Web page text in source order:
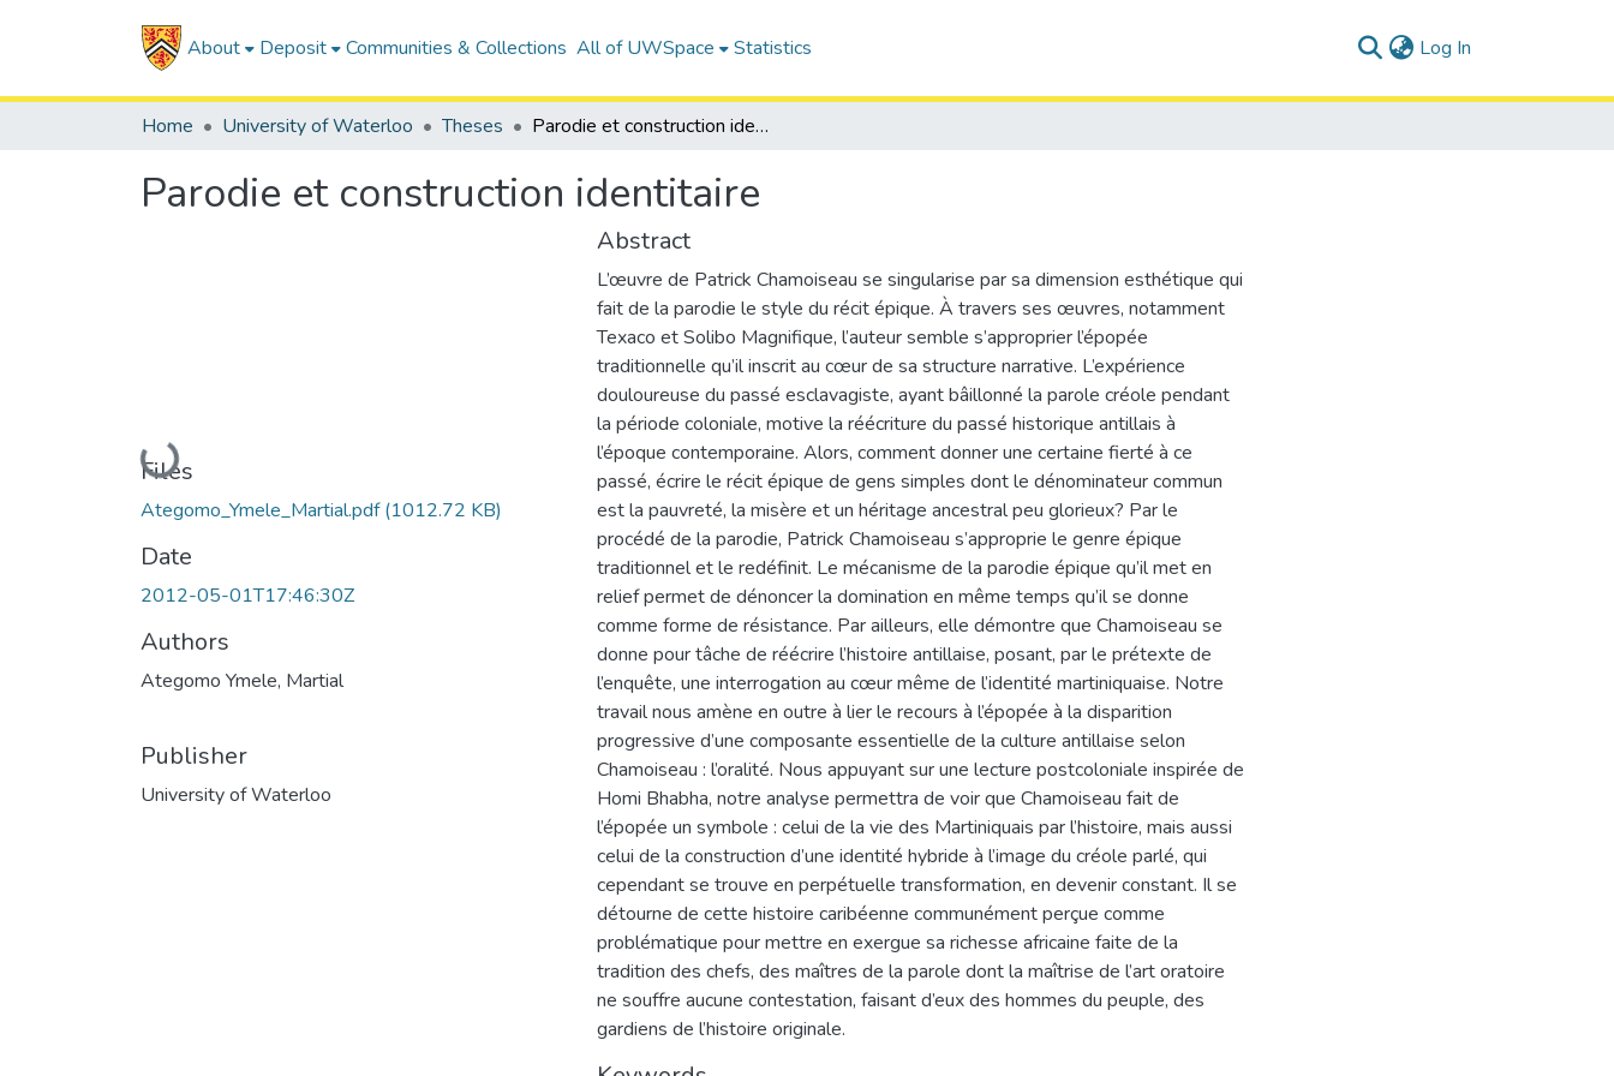
About Deposit Communities & Collections All of UWSpace Statistics Log In
Home University of Waterloo Theses Parodie et construction identitaire
Parodie et construction identitaire
Loading...
Files
Ategomo_Ymele_Martial.pdf(1012.72 KB)
Date
2012-05-01T17:46:30Z
Authors
Ategomo Ymele, Martial
Publisher
University of Waterloo
Abstract
L’œuvre de Patrick Chamoiseau se singularise par sa dimension esthétique qui
fait de la parodie le style du récit épique. À travers ses œuvres, notamment
Texaco et Solibo Magnifique, l’auteur semble s’approprier l’épopée
traditionnelle qu’il inscrit au cœur de sa structure narrative. L’expérience
douloureuse du passé esclavagiste, ayant bâillonné la parole créole pendant
la période coloniale, motive la réécriture du passé historique antillais à
l’époque contemporaine. Alors, comment donner une certaine fierté à ce
passé, écrire le récit épique de gens simples dont le dénominateur commun
est la pauvreté, la misère et un héritage ancestral peu glorieux? Par le
procédé de la parodie, Patrick Chamoiseau s’approprie le genre épique
traditionnel et le redéfinit. Le mécanisme de la parodie épique qu’il met en
relief permet de dénoncer la domination en même temps qu’il se donne
comme forme de résistance. Par ailleurs, elle démontre que Chamoiseau se
donne pour tâche de réécrire l’histoire antillaise, posant, par le prétexte de
l’enquête, une interrogation au cœur même de l’identité martiniquaise. Notre
travail nous amène en outre à lier le recours à l’épopée à la disparition
progressive d’une composante essentielle de la culture antillaise selon
Chamoiseau : l’oralité. Nous appuyant sur une lecture postcoloniale inspirée de
Homi Bhabha, notre analyse permettra de voir que Chamoiseau fait de
l’épopée un symbole : celui de la vie des Martiniquais par l’histoire, mais aussi
celui de la construction d’une identité hybride à l’image du créole parlé, qui
cependant se trouve en perpétuelle transformation, en devenir constant. Il se
détourne de cette histoire caribéenne communément perçue comme
problématique pour mettre en exergue sa richesse africaine faite de la
tradition des chefs, des maîtres de la parole dont la maîtrise de l’art oratoire
ne souffre aucune contestation, faisant d’eux des hommes du peuple, des
gardiens de l’histoire originale.